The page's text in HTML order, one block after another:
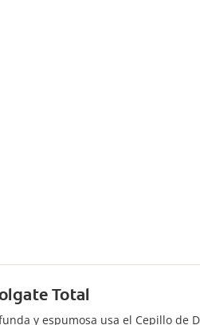
Total
y espumosa usa el Cepillo de